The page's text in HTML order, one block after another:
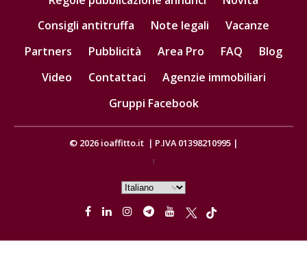
Consigli antitruffa
Note legali
Vacanze
Partners
Pubblicità Area Pro FAQ
Blog
Video
Contattaci
Agenzie immobiliari
Gruppi Facebook
© 2026 ioaffitto.it | P.IVA 01398210995 |
1